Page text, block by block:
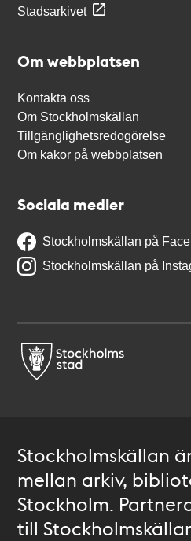
Stadsarkivet
Om webbplatsen
Kontakta oss
Om Stockholmskällan
Tillgänglighetsredogörelse
Om kakor på webbplatsen
Sociala medier
Stockholmskällan på
Stockholmskällan på
Stockholmskällan
mellan arkiv,
Stockholm.
till